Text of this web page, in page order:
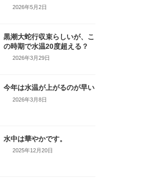
2026年5月2日
黒潮大蛇行収束らしいが、こ
の時期で水温20度超える？
2026年3月29日
今年は水温が上がるのが早い
2026年3月8日
水中は華やかです。
2025年12月20日